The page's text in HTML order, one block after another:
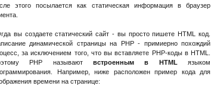
этого посылается как статическая информация в браузер
вы создаете статический сайт - вы просто пишете HTML код.
динамической страницы на PHP - примиерно похождий
за исключением того, что вы вставляете PHP-коды в HTML.
PHP называют встроенным в HTML языком
Например, ниже расположен пример кода для
времени на странице: